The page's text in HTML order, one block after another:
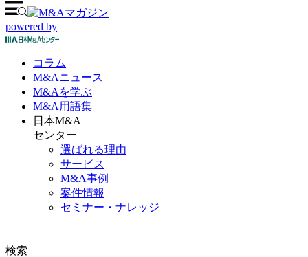
powered by
コラム
M&Aニュース
M&Aを学ぶ
M&A 用語集
日本M&A
センター
選ばれる理由
サービス
M&A事例
案件情報
セミナー・ナレッジ
検索